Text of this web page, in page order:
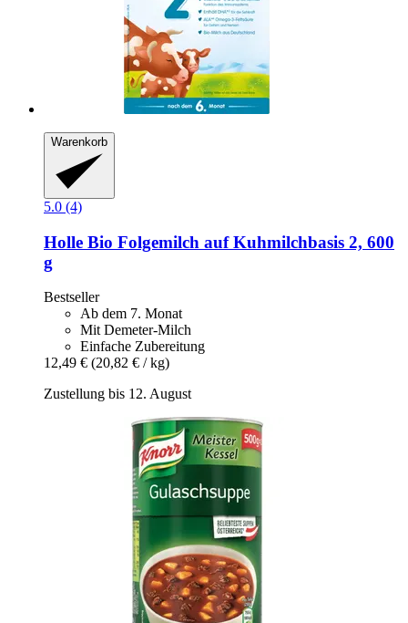
Warenkorb
5.0 (4)
Holle Bio Folgemilch auf Kuhmilchbasis 2, 600
g
Bestseller
Ab dem 7. Monat
Mit Demeter-Milch
Einfache Zubereitung
12,49 € (20,82 € / kg)
Zustellung bis 12. August